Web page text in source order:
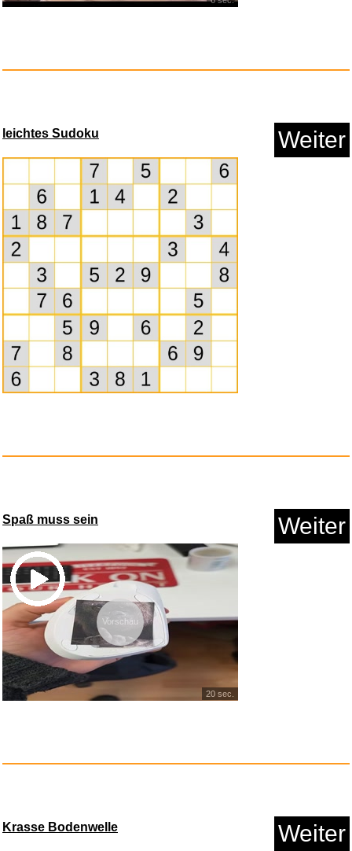
Shining Force - SEGA Mega
Driv...
leichtes Sudoku Weiter
Spaß muss sein Weiter
Vorschau
20 sec.
Krasse Bodenwelle Weiter